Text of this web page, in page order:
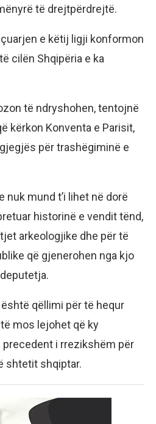
të drejtpërdrejtë.
e këtij ligji konformon
cilën Shqipëria e ka
të ndryshohen, tentojnë
kërkon Konventa e Parisit,
për trashëgiminë e
nuk mund t’i lihet në dorë
historinë e vendit tënd,
arkeologjike dhe për të
që gjenerohen nga kjo
qëllimi për të hequr
të mos lejohet që ky
i rrezikshëm për
shtetit shqiptar.